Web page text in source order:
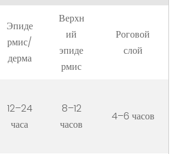
Эпиде
рмис/
дерма
Верхн
ий
эпиде
рмис
Роговой
слой
12–24
часа
8–12
часов
4–6 часов